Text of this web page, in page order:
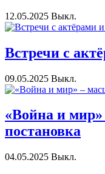
12.05.2025 Выкл.
Встречи с
09.05.2025 Выкл.
«Война и
постановка
04.05.2025 Выкл.